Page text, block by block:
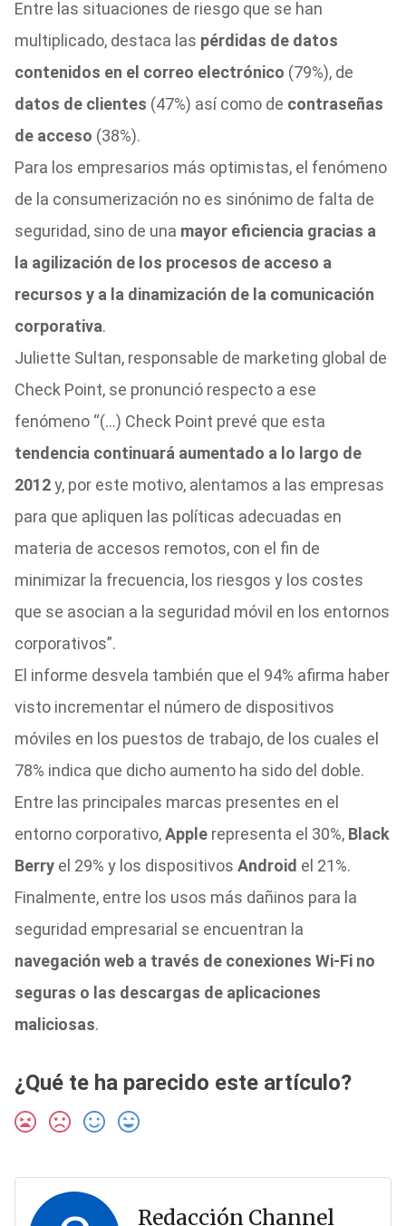
Entre las situaciones de riesgo que se han
multiplicado, destaca las pérdidas de datos
contenidos en el correo electrónico (79%), de
datos de clientes (47%) así como de contraseñas
de acceso (38%).
Para los empresarios más optimistas, el fenómeno
de la consumerización no es sinónimo de falta de
seguridad, sino de una mayor eficiencia gracias a
la agilización de los procesos de acceso a
recursos y a la dinamización de la comunicación
corporativa.
Juliette Sultan, responsable de marketing global de
Check Point, se pronunció respecto a ese
fenómeno “(…) Check Point prevé que esta
tendencia continuará aumentado a lo largo de
2012y, por este motivo, alentamos a las empresas
para que apliquen las políticas adecuadas en
materia de accesos remotos, con el fin de
minimizar la frecuencia, los riesgos y los costes
que se asocian a la seguridad móvil en los entornos
corporativos”.
El informe desvela también que el 94% afirma haber
visto incrementar el número de dispositivos
móviles en los puestos de trabajo, de los cuales el
78% indica que dicho aumento ha sido del doble.
Entre las principales marcas presentes en el
entorno corporativo,Applerepresenta el 30%, Black
Berryel 29% y los dispositivos Android el 21%.
Finalmente, entre los usos más dañinos para la
seguridad empresarial se encuentran la
navegación web a través de conexiones Wi-Fi no
seguras o las descargas de aplicaciones
maliciosas.
¿Qué te ha parecido este artículo?
Redacción Channel